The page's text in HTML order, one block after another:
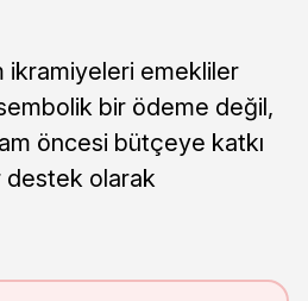
ikramiyeleri emekliler
sembolik bir ödeme değil,
öncesi bütçeye katkı
destek olarak